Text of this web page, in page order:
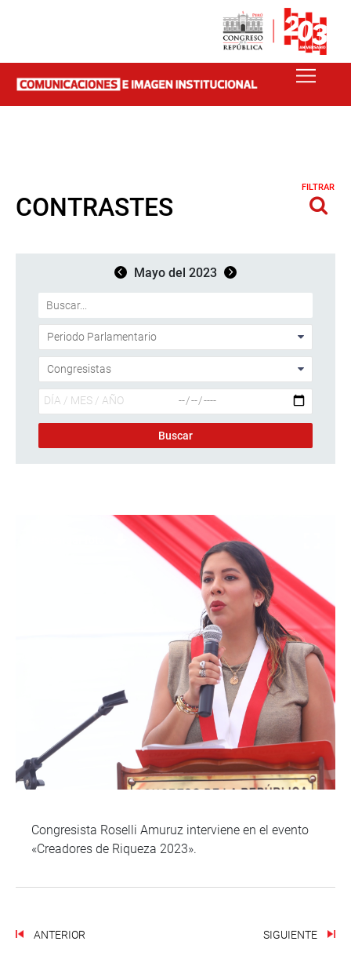
CONTRASTES
FILTRAR
Mayo del 2023
Congresista Roselli Amuruz interviene en el evento
«Creadores de Riqueza 2023».
ANTERIOR SIGUIENTE